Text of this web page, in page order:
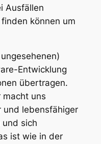
Ausfällen
können um
Entwicklung
übertragen.
uns
und lebensfähiger
und sich
ist wie in der